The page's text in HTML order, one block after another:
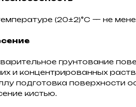
(20±2)°С — не
грунтование
и концентрированных
подготовка поверхности
кистью.